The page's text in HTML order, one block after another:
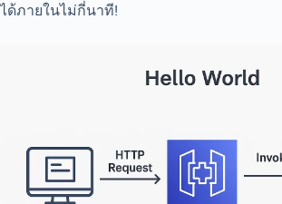
ได้ภายในไม่กี่นาที!